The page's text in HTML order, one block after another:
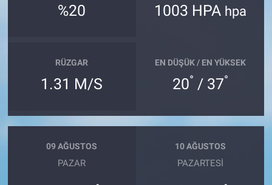
%20 1003 HPA hpa
RÜZGAR
1.31 M/S
EN DÜŞÜK / EN YÜKSEK
20° / 37°
09 AĞUSTOS
PAZAR
10 AĞUSTOS
PAZARTESI